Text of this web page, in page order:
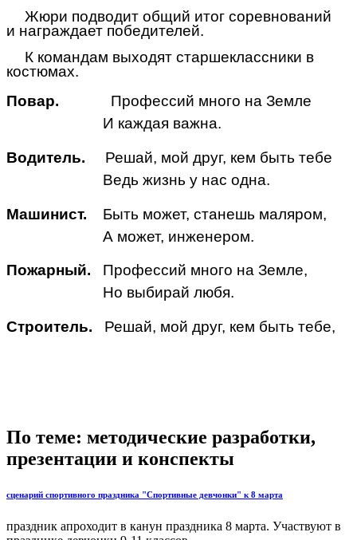
Жюри подводит общий итог соревнований
и награждает победителей.
К командам выходят старшеклассники в
костюмах.
Повар. Профессий много на Земле
И каждая важна.
Водитель. Решай, мой друг, кем быть тебе
Ведь жизнь у нас одна.
Машинист. Быть может, станешь маляром,
А может, инженером.
Пожарный. Профессий много на Земле,
Но выбирай любя.
Строитель. Решай, мой друг, кем быть тебе,
По теме: методические разработки,
презентации и конспекты
сценарий спортивного праздника "Спортивные девчонки" к 8 марта
праздник апроходит в канун праздника 8 марта. Участвуют в